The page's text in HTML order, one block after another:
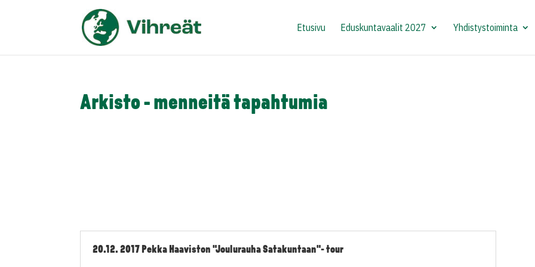
Etusivu Eduskuntavaalit 2027 Yhdistystoiminta
Arkisto - menneitä tapahtumia
20.12. 2017 Pekka Haaviston "Joulurauha Satakuntaan"- tour